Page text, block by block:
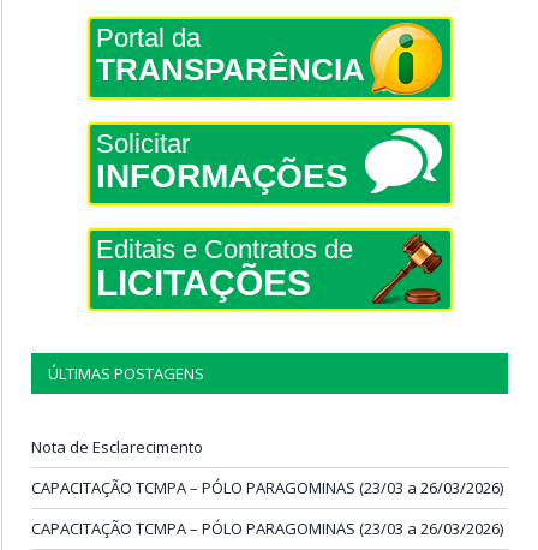
Portal da
TRANSPARÊNCIA
Solicitar
INFORMAÇÕES
Editais e Contratos de
LICITAÇÕES
ÚLTIMAS POSTAGENS
Nota de Esclarecimento
CAPACITAÇÃO TCMPA – PÓLO PARAGOMINAS (23/03 a 26/03/2026)
CAPACITAÇÃO TCMPA – PÓLO PARAGOMINAS (23/03 a 26/03/2026)